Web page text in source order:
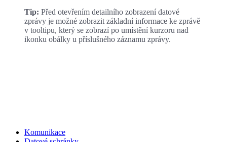
Tip: Před otevřením detailního zobrazení datové
zprávy je možné zobrazit základní informace ke zprávě
v tooltipu, který se zobrazí po umístění kurzoru nad
ikonku obálky u příslušného záznamu zprávy.
Komunikace